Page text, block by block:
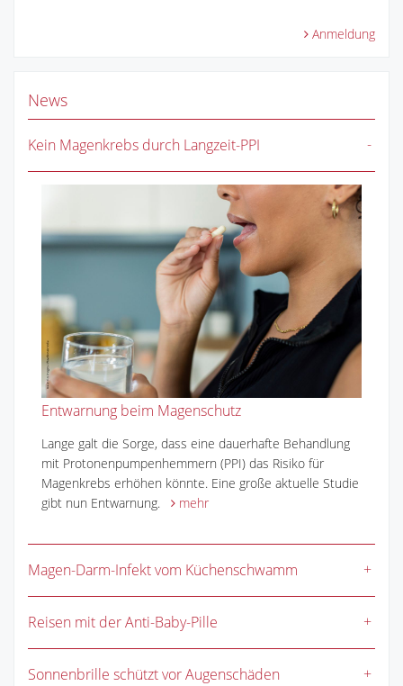
Anmeldung
News
Kein Magenkrebs durch Langzeit-PPI
Entwarnung beim Magenschutz
Lange galt die Sorge, dass eine dauerhafte Behandlung
mit Protonenpumpenhemmern (PPI) das Risiko für
Magenkrebs erhöhen könnte. Eine große aktuelle Studie
gibt nun Entwarnung.
mehr
Magen-Darm-Infekt vom Küchenschwamm
Reisen mit der Anti-Baby-Pille
Sonnenbrille schützt vor Augenschäden